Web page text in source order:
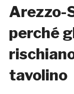
Arezzo-
perché
tavolino